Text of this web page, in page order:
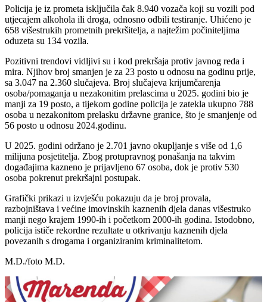
Policija je iz prometa isključila čak 8.940 vozača koji su vozili pod
utjecajem alkohola ili droga, odnosno odbili testiranje. Uhićeno je
658 višestrukih prometnih prekršitelja, a najtežim počiniteljima
oduzeta su 134 vozila.
Pozitivni trendovi vidljivi su i kod prekršaja protiv javnog reda i
mira. Njihov broj smanjen je za 23 posto u odnosu na godinu prije,
sa 3.047 na 2.360 slučajeva. Broj slučajeva krijumčarenja
osoba/pomaganja u nezakonitim prelascima u 2025. godini bio je
manji za 19 posto, a tijekom godine policija je zatekla ukupno 788
osoba u nezakonitom prelasku državne granice, što je smanjenje od
56 posto u odnosu 2024.godinu.
U 2025. godini održano je 2.701 javno okupljanje s više od 1,6
milijuna posjetitelja. Zbog protupravnog ponašanja na takvim
događajima kazneno je prijavljeno 67 osoba, dok je protiv 530
osoba pokrenut prekršajni postupak.
Grafički prikazi u izvješću pokazuju da je broj provala,
razbojništava i većine imovinskih kaznenih djela danas višestruko
manji nego krajem 1990-ih i početkom 2000-ih godina. Istodobno,
policija ističe rekordne rezultate u otkrivanju kaznenih djela
povezanih s drogama i organiziranim kriminalitetom.
M.D./foto M.D.